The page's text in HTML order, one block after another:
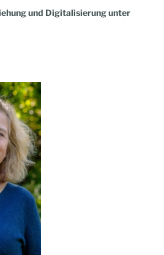
und Digitalisierung unter